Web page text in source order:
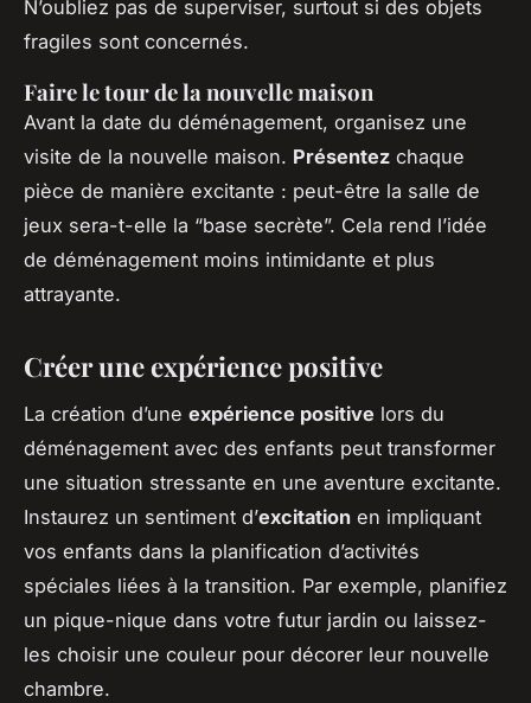
N’oubliez pas de superviser, surtout si des objets
fragiles sont concernés.
Faire le tour de la nouvelle maison
Avant la date du déménagement, organisez une
visite de la nouvelle maison. Présentez chaque
pièce de manière excitante : peut-être la salle de
jeux sera-t-elle la “base secrète”. Cela rend l’idée
de déménagement moins intimidante et plus
attrayante.
Créer une expérience positive
La création d’une expérience positive lors du
déménagement avec des enfants peut transformer
une situation stressante en une aventure excitante.
Instaurez un sentiment d’excitation en impliquant
vos enfants dans la planification d’activités
spéciales liées à la transition. Par exemple, planifiez
un pique-nique dans votre futur jardin ou laissez-
les choisir une couleur pour décorer leur nouvelle
chambre.